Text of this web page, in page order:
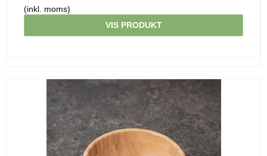
(inkl. moms)
VIS PRODUKT